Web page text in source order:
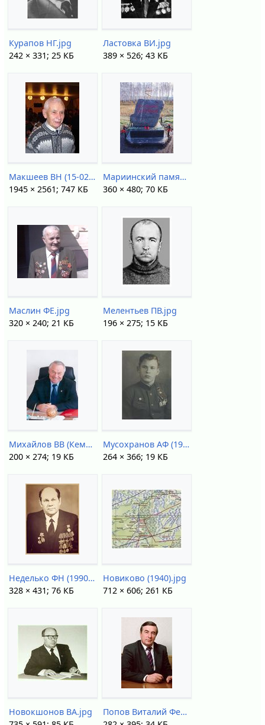
Курапов НГ.jpg
242 × 331; 25 КБ
Ластовка ВИ.jpg
389 × 526; 43 КБ
Макшеев ВН (15-02-2012).jpg
1945 × 2561; 747 КБ
Мариинский памятник жертвам Сиблага.jpg
360 × 480; 70 КБ
Маслин ФЕ.jpg
320 × 240; 21 КБ
Мелентьев ПВ.jpg
196 × 275; 15 КБ
Михайлов ВВ (Кемерово).jpg
200 × 274; 19 КБ
Мусохранов АФ (1945).jpg
264 × 366; 19 КБ
Неделько ФН (1990-е).jpg
328 × 431; 76 КБ
Новиково (1940).jpg
712 × 606; 261 КБ
Новокшонов ВА.jpg
Попов Виталий Федорович.jpg